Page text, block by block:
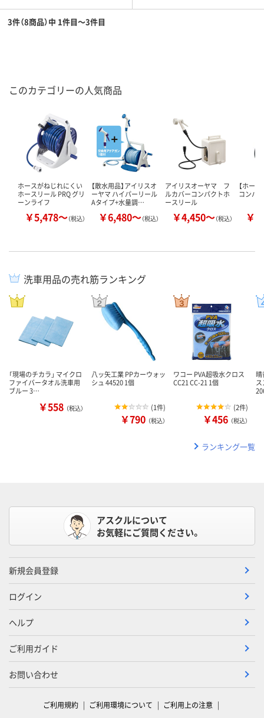
3件（8商品）中 1件目～3件目
このカテゴリーの人気商品
ホースがねじれにくい
ホースリール PRQ グリ
ーンライフ
￥5,478～（税込）
【散水用品】アイリスオ
ーヤマ ハイパーリール
Aタイプ+水量調…
￥6,480～（税込）
アイリスオーヤマ フ
ルカバーコンパクトホ
ースリール
￥4,450～（税込）
【ホー
コンパ
￥
洗車用品の売れ筋ランキング
「現場のチカラ」 マイクロ
ファイバータオル洗車用
ブルー 3…
￥558 （税込）
八ッ矢工業 PPカーウォッ
シュ 44520 1個
(1件)
￥790 （税込）
ワコー PVA超吸水クロス
CC21 CC-21 1個
(2件)
￥456 （税込）
晴
ランキング一覧
アスクルについて
お気軽にご質問ください。
新規会員登録
ログイン
ヘルプ
ご利用ガイド
お問い合わせ
ご利用規約 ご利用環境について
ご利用上の注意